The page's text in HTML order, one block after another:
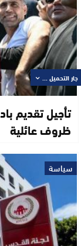
تأجيل تقديم
ظروف عائلية
سياسة
جار التحميل ...